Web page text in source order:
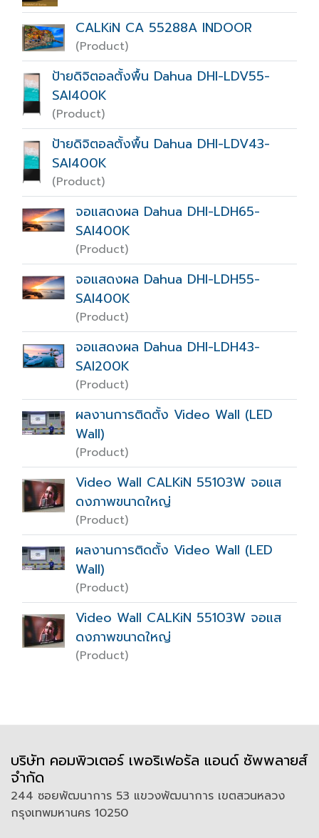
CALKiN CA 55288A INDOOR
(Product)
ป้ายดิจิตอลตั้งพื้น Dahua DHI-LDV55-
SAI400K
(Product)
ป้ายดิจิตอลตั้งพื้น Dahua DHI-LDV43-
SAI400K
(Product)
จอแสดงผล Dahua DHI-LDH65-
SAI400K
(Product)
จอแสดงผล Dahua DHI-LDH55-
SAI400K
(Product)
จอแสดงผล Dahua DHI-LDH43-
SAI200K
(Product)
ผลงานการติดตั้ง Video Wall (LED
Wall)
(Product)
Video Wall CALKiN 55103W จอแส
ดงภาพขนาดใหญ่
(Product)
ผลงานการติดตั้ง Video Wall (LED
Wall)
(Product)
Video Wall CALKiN 55103W จอแส
ดงภาพขนาดใหญ่
(Product)
บริษัท คอมพิวเตอร์ เพอริเฟอรัล แอนด์ ซัพพลายส์
จำกัด
244 ซอยพัฒนาการ 53 แขวงพัฒนาการ เขตสวนหลวง
กรุงเทพมหานคร 10250